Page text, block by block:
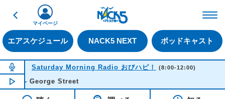
戻る
エアスケジュール NACK5 NEXT ポッドキャスト
マイページ
NOW ON AIR
Saturday Morning Radio おびハピ！ (8:00-12:00)
NOW PLAYING11:49
Street